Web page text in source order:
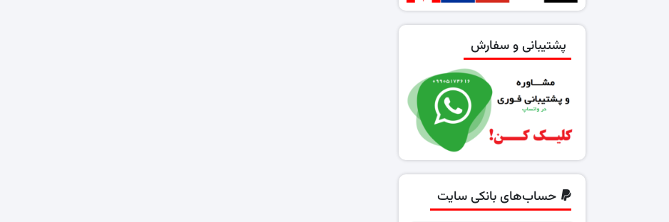
پشتیبانی و سفارش
حساب‌های بانکی سایت